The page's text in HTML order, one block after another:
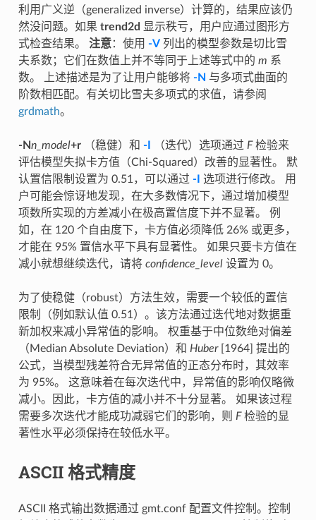
利用广义逆（generalized inverse）计算的，结果应该仍
然没问题。如果 trend2d 显示秩亏，用户应通过图形方
式检查结果。 注意：使用 -V列出的模型参数是切比雪
夫系数；它们在数值上并不等同于上述等式中的 m 系
数。 上述描述是为了让用户能够将 -N 与多项式曲面的
阶数相匹配。有关切比雪夫多项式的求值，请参阅
grdmath。
-Nn_model+r（稳健）和 -I （迭代）选项通过 F检验来
评估模型失拟卡方值（Chi-Squared）改善的显著性。 默
认置信限制设置为 0.51，可以通过 -I
选项进行修改。 用
户可能会惊讶地发现，在大多数情况下，通过增加模型
项数所实现的方差减小在极高置信度下并不显著。 例
如，在 120 个自由度下，卡方值必须降低 26% 或更多，
才能在 95% 置信水平下具有显著性。 如果只要卡方值在
减小就想继续迭代，请将 confidence_level设置为 0。
为了使稳健（robust）方法生效，需要一个较低的置信
限制（例如默认值 0.51）。该方法通过迭代地对数据重
新加权来减小异常值的影响。 权重基于中位数绝对偏差
（Median Absolute Deviation）和 Huber[1964] 提出的
公式，当模型残差符合无异常值的正态分布时，其效率
为 95%。 这意味着在每次迭代中，异常值的影响仅略微
减小。因此，卡方值的减小并不十分显著。 如果该过程
需要多次迭代才能成功减弱它们的影响，则 F检验的显
著性水平必须保持在较低水平。
ASCII 格式精度
ASCII 格式输出数据通过 gmt.conf 配置文件控制。控制